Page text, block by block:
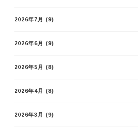
2026年7月 (9)
2026年6月 (9)
2026年5月 (8)
2026年4月 (8)
2026年3月 (9)